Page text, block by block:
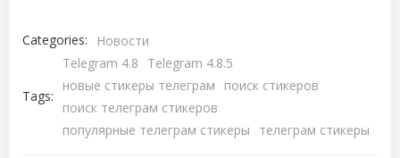
Categories: Новости
Tags:
Telegram 4.8
Telegram 4.8.5
новые стикеры телеграм
поиск стикеров
поиск телеграм стикеров
популярные телеграм стикеры
телеграм стикеры